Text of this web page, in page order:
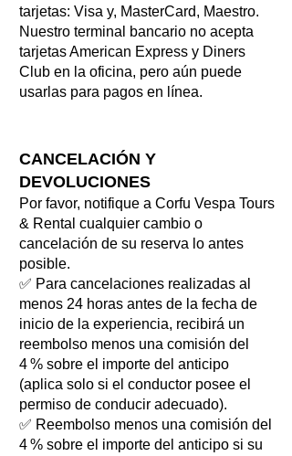
tarjetas: Visa y, MasterCard, Maestro.
Nuestro terminal bancario no acepta
tarjetas American Express y Diners
Club en la oficina, pero aún puede
usarlas para pagos en línea.
CANCELACIÓN Y
DEVOLUCIONES
Por favor, notifique a Corfu Vespa Tours
& Rental cualquier cambio o
cancelación de su reserva lo antes
posible.
✅ Para cancelaciones realizadas al
menos 24 horas antes de la fecha de
inicio de la experiencia, recibirá un
reembolso menos una comisión del
4 % sobre el importe del anticipo
(aplica solo si el conductor posee el
permiso de conducir adecuado).
✅ Reembolso menos una comisión del
4 % sobre el importe del anticipo si su